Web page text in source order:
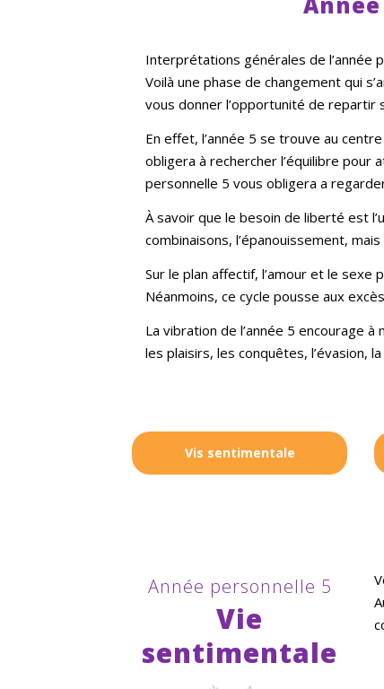
Interprétations générales de l’année
Voilà une phase de changement qui
vous donner l’opportunité de
En effet, l’année 5 se trouve au
obligera à rechercher l’équilibre pour
personnelle 5 vous obligera a
À savoir que le besoin de liberté est
combinaisons, l’épanouissement,
Sur le plan affectif, l’amour et le
Néanmoins, ce cycle pousse aux
La vibration de l’année 5 encourage
les plaisirs, les conquêtes, l’évasion,
Vis sentimentale
Année personnelle 5
Vie
sentimentale